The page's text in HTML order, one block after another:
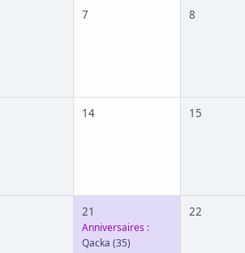
7 8
14 15
21
Anniversaires :
Qacka (35)
22